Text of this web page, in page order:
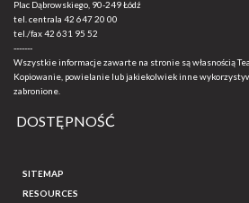
Plac Dąbrowskiego, 90-249 Łódź
tel. centrala 42 647 20 00
tel./fax42 631 95 52
-------
Wszystkie informacje zawarte na stronie są własnością
Kopiowanie, powielanie lub jakiekolwiek inne
zabronione.
DOSTĘPNOŚĆ
SITEMAP
RESOURCES